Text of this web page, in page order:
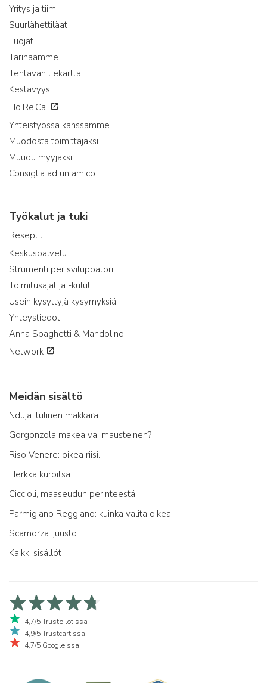
Yritys ja tiimi
Suurlähettiläät
Luojat
Tarinaamme
Tehtävän tiekartta
Kestävyys
Ho.Re.Ca.
Yhteistyössä kanssamme
Muodosta toimittajaksi
Muudu myyjäksi
Consiglia ad un amico
Työkalut ja tuki
Reseptit
Keskuspalvelu
Strumenti per sviluppatori
Toimitusajat ja -kulut
Usein kysyttyjä kysymyksiä
Yhteystiedot
Anna Spaghetti & Mandolino
Network
Meidän sisältö
Nduja: tulinen makkara
Gorgonzola makea vai mausteinen?
Riso Venere: oikea riisi...
Herkkä kurpitsa
Ciccioli, maaseudun perinteestä
Parmigiano Reggiano: kuinka valita oikea
Scamorza: juusto ...
Kaikki sisällöt
4,7/5 Trustpilotissa
4,9/5 Trustcartissa
4,7/5 Googleissa